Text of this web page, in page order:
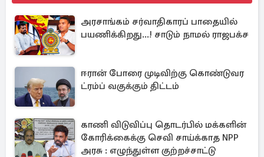
அரசாங்கம் சர்வாதிகாரப் பாதையில்
பயணிக்கிறது...! சாடும் நாமல் ராஜபக்ச
ஈரான் போரை முடிவிற்கு கொண்டுவர
ட்ரம்ப் வகுக்கும் திட்டம்
காணி விடுவிப்பு தொடர்பில் மக்களின்
கோரிக்கைக்கு செவி சாய்க்காத NPP
அரசு : எழுந்துள்ள குற்றச்சாட்டு